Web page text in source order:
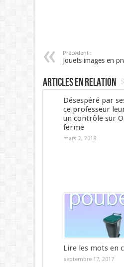
Précédent :
Jouets images en
Articles en relation
Désespéré par
ce professeur
un contrôle sur
ferme
mars 2, 2018
Lire les mots en
septembre 17, 2017